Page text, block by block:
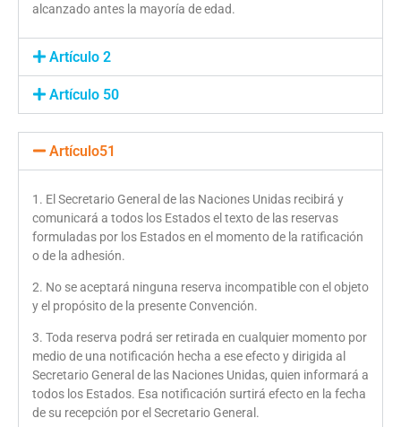
alcanzado antes la mayoría de edad.
Artículo 2
Artículo 50
Artículo51
1. El Secretario General de las Naciones Unidas recibirá y
comunicará a todos los Estados el texto de las reservas
formuladas por los Estados en el momento de la ratificación
o de la adhesión.
2. No se aceptará ninguna reserva incompatible con el objeto
y el propósito de la presente Convención.
3. Toda reserva podrá ser retirada en cualquier momento por
medio de una notificación hecha a ese efecto y dirigida al
Secretario General de las Naciones Unidas, quien informará a
todos los Estados. Esa notificación surtirá efecto en la fecha
de su recepción por el Secretario General.